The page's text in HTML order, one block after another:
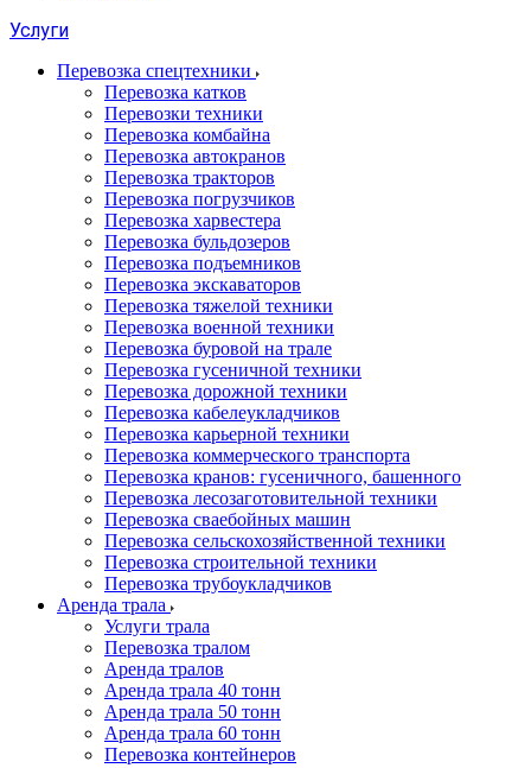
Услуги
Перевозка спецтехники
Перевозка катков
Перевозки техники
Перевозка комбайна
Перевозка автокранов
Перевозка тракторов
Перевозка погрузчиков
Перевозка харвестера
Перевозка бульдозеров
Перевозка подъемников
Перевозка экскаваторов
Перевозка тяжелой техники
Перевозка военной техники
Перевозка буровой на трале
Перевозка гусеничной техники
Перевозка дорожной техники
Перевозка кабелеукладчиков
Перевозка карьерной техники
Перевозка коммерческого транспорта
Перевозка кранов: гусеничного, башенного
Перевозка лесозаготовительной техники
Перевозка сваебойных машин
Перевозка сельскохозяйственной техники
Перевозка строительной техники
Перевозка трубоукладчиков
Аренда трала
Услуги трала
Перевозка тралом
Аренда тралов
Аренда трала 40 тонн
Аренда трала 50 тонн
Аренда трала 60 тонн
Перевозка контейнеров